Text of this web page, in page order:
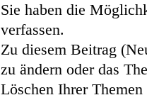
Sie haben die
verfassen.
Zu diesem Beitrag
zu ändern oder das
Löschen Ihrer